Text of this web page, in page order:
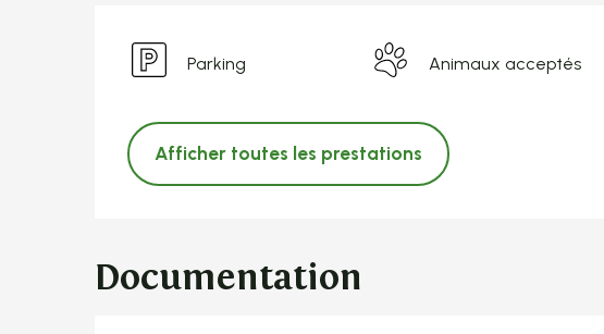
Parking Animaux acceptés
Afficher toutes les prestations
Documentation